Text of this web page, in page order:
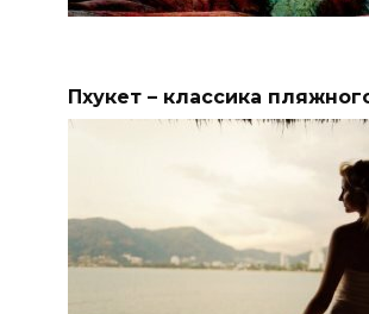
Пхукет – классика